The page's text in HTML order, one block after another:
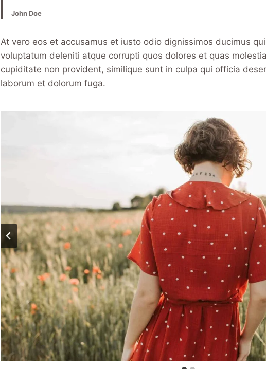
John Doe
At vero eos et accusamus et iusto odio dignissimos ducimus
voluptatum deleniti atque corrupti quos dolores et quas
cupiditate non provident, similique sunt in culpa qui officia
laborum et dolorum fuga.